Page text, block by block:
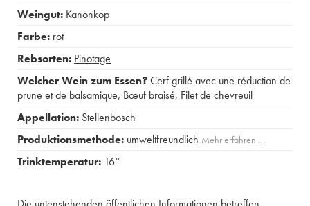
Weingut: Kanonkop
Farbe: rot
Rebsorten: Pinotage
Welcher Wein zum Essen?Cerf grillé avec une réduction de
prune et de balsamique, Bœuf braisé, Filet de chevreuil
Appellation: Stellenbosch
Produktionsmethode: umweltfreundlich Mehr erfahren …
Trinktemperatur: 16°